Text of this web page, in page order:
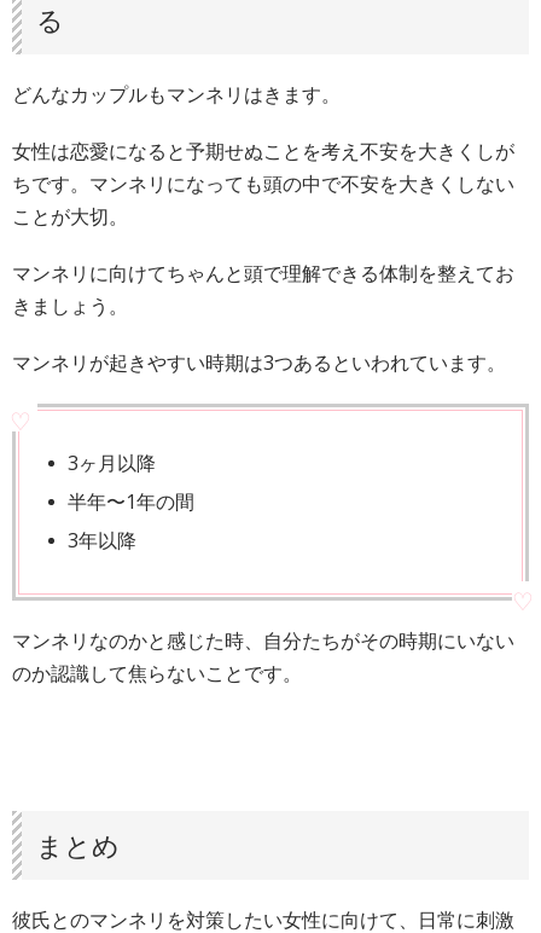
る
どんなカップルもマンネリはきます。
女性は恋愛になると予期せぬことを考え不安を大きくしが
ちです。マンネリになっても頭の中で不安を大きくしない
ことが大切。
マンネリに向けてちゃんと頭で理解できる体制を整えてお
きましょう。
マンネリが起きやすい時期は3つあるといわれています。
3ヶ月以降
半年〜1年の間
3年以降
マンネリなのかと感じた時、自分たちがその時期にいない
のか認識して焦らないことです。
まとめ
彼氏とのマンネリを対策したい女性に向けて、日常に刺激